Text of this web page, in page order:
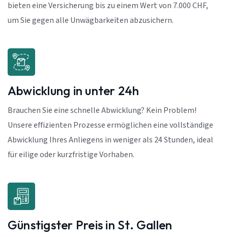
bieten eine Versicherung bis zu einem Wert von 7.000 CHF,
um Sie gegen alle Unwägbarkeiten abzusichern.
Abwicklung in unter 24h
Brauchen Sie eine schnelle Abwicklung? Kein Problem!
Unsere effizienten Prozesse ermöglichen eine vollständige
Abwicklung Ihres Anliegens in weniger als 24 Stunden, ideal
für eilige oder kurzfristige Vorhaben.
Günstigster Preis in St. Gallen